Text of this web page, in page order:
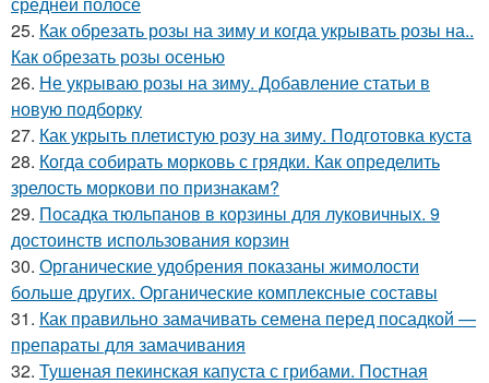
25. Как обрезать розы на зиму и когда укрывать розы на..
Как обрезать розы осенью
26. Не укрываю розы на зиму. Добавление статьи в
новую подборку
27. Как укрыть плетистую розу на зиму. Подготовка куста
28. Когда собирать морковь с грядки. Как определить
зрелость моркови по признакам?
29. Посадка тюльпанов в корзины для луковичных. 9
достоинств использования корзин
30. Органические удобрения показаны жимолости
больше других. Органические комплексные составы
31. Как правильно замачивать семена перед посадкой —
препараты для замачивания
32. Тушеная пекинская капуста с грибами. Постная